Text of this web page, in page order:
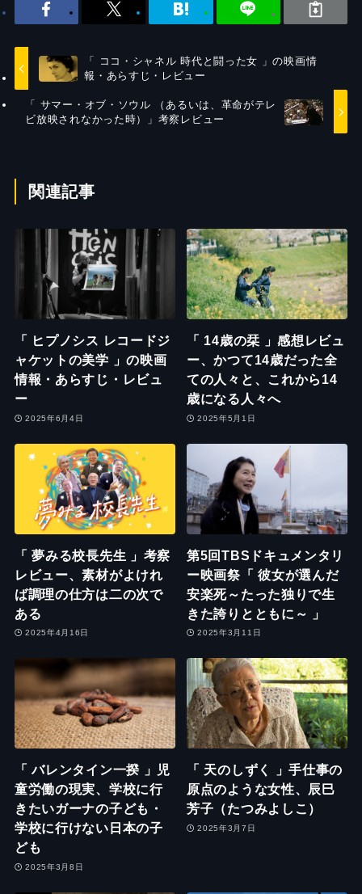
「 ココ・シャネル 時代と闘った女 」の映画情
報・あらすじ・レビュー
「 サマー・オブ・ソウル （あるいは、革命がテレ
ビ放映されなかった時）」考察レビュー
関連記事
「 ヒプノシス レコードジ
ャケットの美学 」の映画
情報・あらすじ・レビュ
ー
2025年6月4日
「 14歳の栞 」感想レビュ
ー、かつて14歳だった全
ての人々と、これから14
歳になる人々へ
2025年5月1日
「 夢みる校長先生 」考察
レビュー、素材がよけれ
ば調理の仕方は二の次で
ある
2025年4月16日
第5回TBSドキュメンタリ
ー映画祭「 彼女が選んだ
安楽死～たった独りで生
きた誇りとともに～ 」
2025年3月11日
「 バレンタイン一揆 」児
童労働の現実、学校に行
きたいガーナの子ども・
学校に行けない日本の子
ども
2025年3月8日
「 天のしずく 」手仕事の
原点のような女性、辰巳
芳子（たつみよしこ）
2025年3月7日